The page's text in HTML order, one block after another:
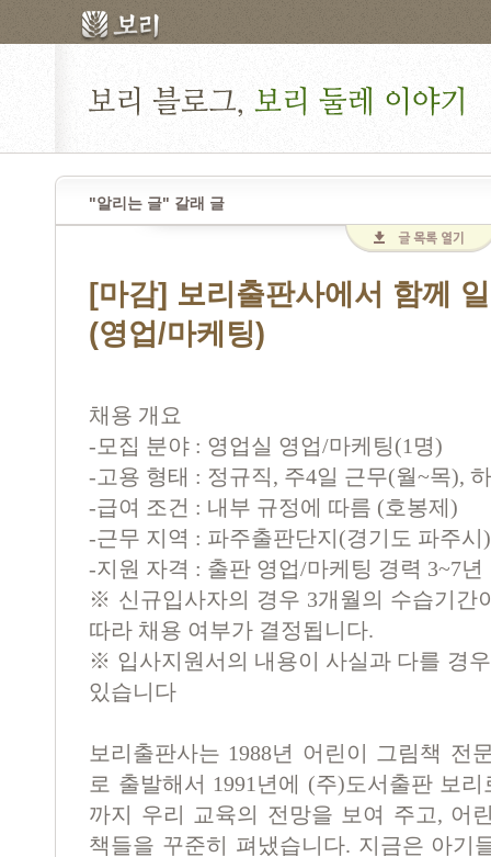
"알리는 글" 갈래 글
[마감] 보리출판사에서 함께
(영업/마케팅)
채용 개요
-모집 분야 : 영업실 영업/마케팅(1 명)
-고용 형태 : 정규직, 주4일 근무(월~목),
-급여 조건 : 내부 규정에 따름 (호봉제 )
-근무 지역 : 파주출판단지 (경기도 파주시 )
-지원 자격 : 출판 영업/마케팅 경력 3~7년
※ 신규입사자의 경우 3개월의 수습기간
따라 채용 여부가 결정됩니다.
※ 입사지원서의 내용이 사실과 다를 경
있습니다
보리출판사는 1988년 어린이 그림책 전
로 출발해서 1991 년에 (주)도서출판 보
까지 우리 교육의 전망을 보여 주고, 어
책들을 꾸준히 펴냈습니다. 지금은 아기